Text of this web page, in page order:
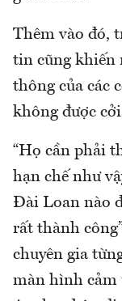
Thêm vào đó,
tin cũng khiến
thông của các
không được
“Họ cần phải
hạn chế như
Đài Loan nào
rất thành
chuyên gia
màn hình cảm